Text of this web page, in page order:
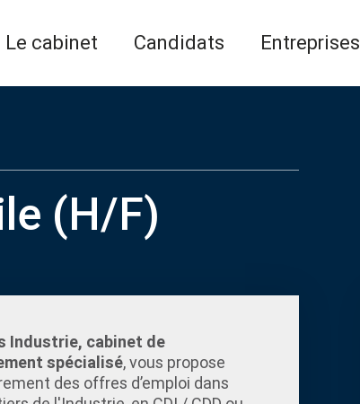
Le cabinet Candidats Entreprises
(H/F)
Industrie, cabinet de
spécialisé, vous propose
des offres d’emploi dans